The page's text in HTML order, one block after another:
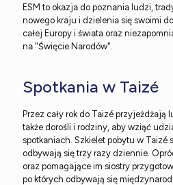
ESM to okazja do poznania ludzi,
nowego kraju i dzielenia się swoimi
całej Europy i świata oraz
na "Święcie Narodów".
Spotkania w Taizé
Przez cały rok do Taizé przyjeżdżają
także dorośli i rodziny, aby wziąć
spotkaniach. Szkielet pobytu w Taizé
odbywają się trzy razy dziennie.
oraz pomagające im siostry
po których odbywają się